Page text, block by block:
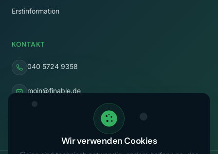
Erstinformation
KONTAKT
040 5724 9358
moin@finable.de
Rothenbaumchaussee 58
Wir verwenden Cookies